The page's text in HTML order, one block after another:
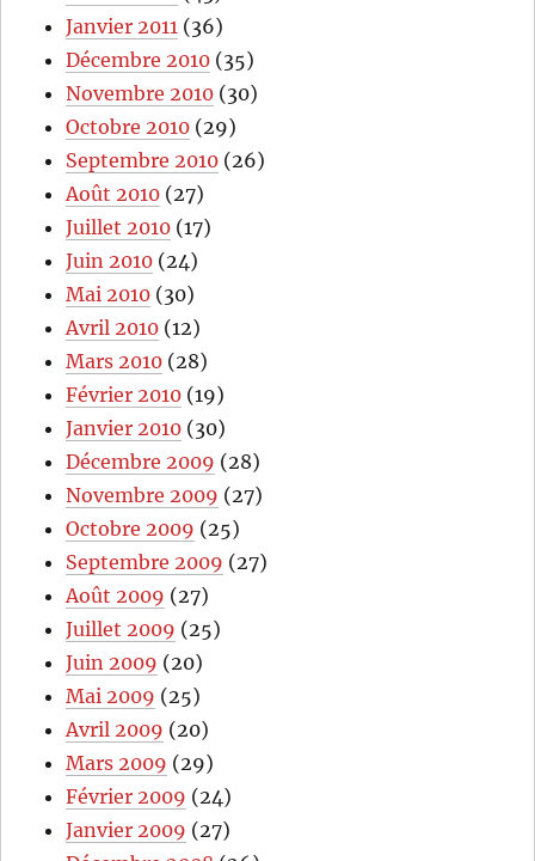
Janvier 2011 (36)
Décembre 2010 (35)
Novembre 2010 (30)
Octobre 2010 (29)
Septembre 2010 (26)
Août 2010 (27)
Juillet 2010 (17)
Juin 2010 (24)
Mai 2010 (30)
Avril 2010 (12)
Mars 2010 (28)
Février 2010 (19)
Janvier 2010 (30)
Décembre 2009 (28)
Novembre 2009 (27)
Octobre 2009 (25)
Septembre 2009 (27)
Août 2009 (27)
Juillet 2009 (25)
Juin 2009 (20)
Mai 2009 (25)
Avril 2009 (20)
Mars 2009 (29)
Février 2009 (24)
Janvier 2009 (27)